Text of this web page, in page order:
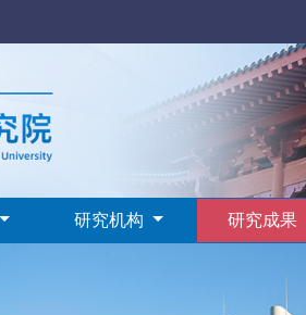
研究机构 研究成果